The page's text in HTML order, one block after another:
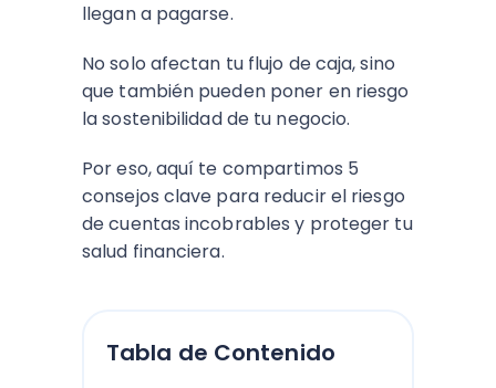
llegan a pagarse.
No solo afectan tu flujo de caja, sino
que también pueden poner en riesgo
la sostenibilidad de tu negocio.
Por eso, aquí te compartimos 5
consejos clave para reducir el riesgo
de cuentas incobrables y proteger tu
salud financiera.
Tabla de Contenido